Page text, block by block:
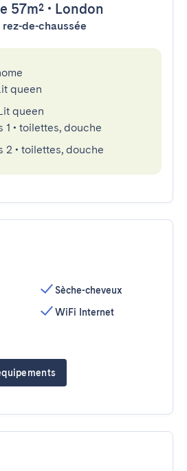
57m² • London
rez-de-chaussée
queen
queen
1 • toilettes, douche
2 • toilettes, douche
Sèche-cheveux
WiFi Internet